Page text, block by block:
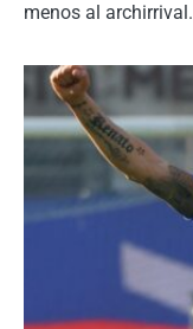
menos al archirrival.